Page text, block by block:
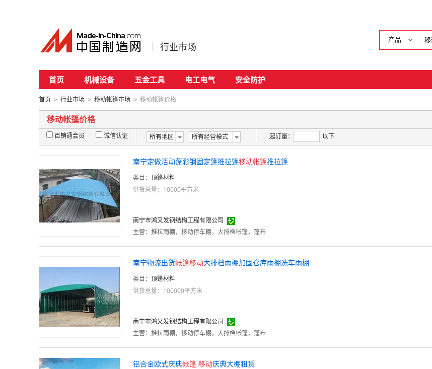
行业市场
产品
首页 机械设备 五金工具 电工电气 安全防护
首页 > 行业市场 > 移动帐篷市场 > 移动帐篷价格
移动帐篷价格
百销通会员 诚信认证 所有地区 所有经营模式 起订量： 以下
南宁定做活动蓬彩钢固定篷推拉篷移动帐篷推拉篷
类目： 顶篷材料
供货总量：10000平方米
南宁市鸿又发钢结构工程有限公司
主营： 推拉雨棚，移动停车棚，大排档帐篷，篷布
南宁物流出货帐篷移动大排档雨棚加固仓库雨棚洗车雨棚
类目： 顶篷材料
供货总量：100000平方米
南宁市鸿又发钢结构工程有限公司
主营： 推拉雨棚，移动停车棚，大排档帐篷，篷布
铝合金欧式庆典帐篷 移动庆典大棚租赁